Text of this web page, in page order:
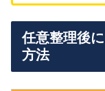
任意整理後
方法